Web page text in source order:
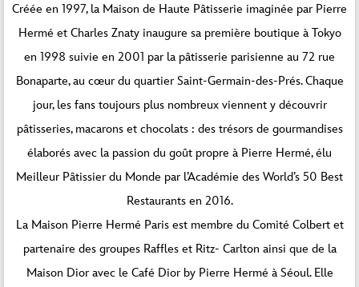
Créée en 1997, la Maison de Haute Pâtisserie imaginée par Pierre
Hermé et Charles Znaty inaugure sa première boutique à Tokyo
en 1998 suivie en 2001 par la pâtisserie parisienne au 72 rue
Bonaparte, au cœur du quartier Saint-Germain-des-Prés. Chaque
jour, les fans toujours plus nombreux viennent y découvrir
pâtisseries, macarons et chocolats : des trésors de gourmandises
élaborés avec la passion du goût propre à Pierre Hermé, élu
Meilleur Pâtissier du Monde par l’Académie des World’s 50 Best
Restaurants en 2016.
La Maison Pierre Hermé Paris est membre du Comité Colbert et
partenaire des groupes Raffles et Ritz- Carlton ainsi que de la
Maison Dior avec le Café Dior by Pierre Hermé à Séoul. Elle